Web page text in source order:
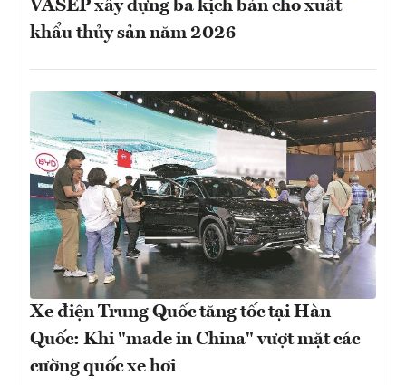
VASEP xây dựng ba kịch bản cho xuất
khẩu thủy sản năm 2026
Xe điện Trung Quốc tăng tốc tại Hàn
Quốc: Khi "made in China" vượt mặt các
cường quốc xe hơi